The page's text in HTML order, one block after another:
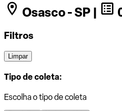
Osasco - SP |
Filtros
Limpar
Tipo de coleta:
Escolha o tipo de coleta